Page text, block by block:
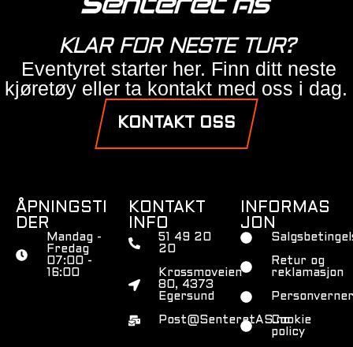
KLAR FOR NESTE TUR?
Eventyret starter her. Finn ditt neste
kjøretøy eller ta kontakt med oss i dag.
KONTAKT OSS
ÅPNINGSTI
DER
Mandag -
Fredag
07:00 -
16:00
KONTAKT
INFO
51 49 20
20
Krossmoveien
80, 4373
Egersund
Post@SenteretAS.no
INFORMAS
JON
Retur og
reklamasjon
Cookie
policy